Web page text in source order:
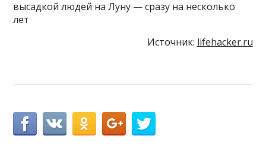
высадкой людей на Луну — сразу на несколько
лет
Источник: lifehacker.ru